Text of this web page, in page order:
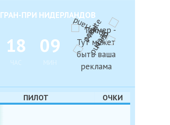
ГРАН-ПРИ НИДЕРЛАНДОВ
18
ЧАС
09
МИН
ПИЛОТ ОЧКИ